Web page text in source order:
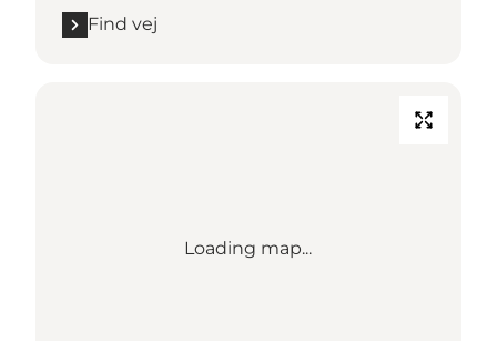
Find vej
Loading map...